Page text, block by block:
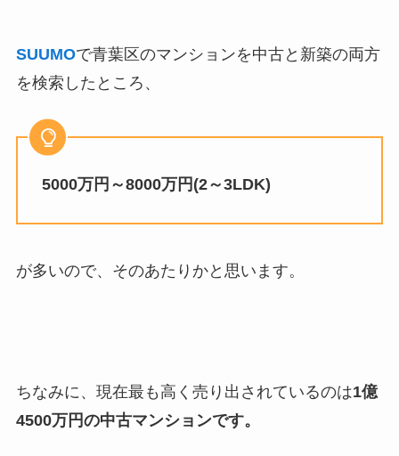
SUUMOで青葉区のマンションを中古と新築の両方
を検索したところ、
5000万円～8000万円(2～3LDK)
が多いので、そのあたりかと思います。
ちなみに、現在最も高く売り出されているのは1億
4500万円の中古マンションです。